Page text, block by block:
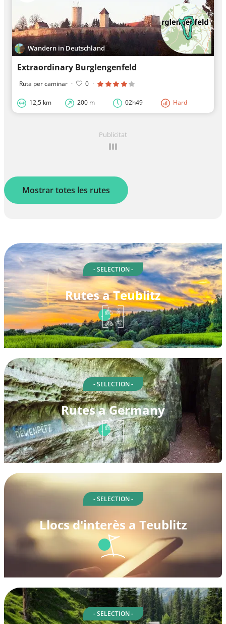
Wandern in Deutschland
Extraordinary Burglengenfeld
Ruta per caminar · 0 ·
12,5 km 200 m 02h49 Hard
Publicitat
Mostrar totes les rutes
- SELECTION -
Rutes a Teublitz
- SELECTION -
Rutes a Germany
- SELECTION -
Llocs d'interès a Teublitz
- SELECTION -